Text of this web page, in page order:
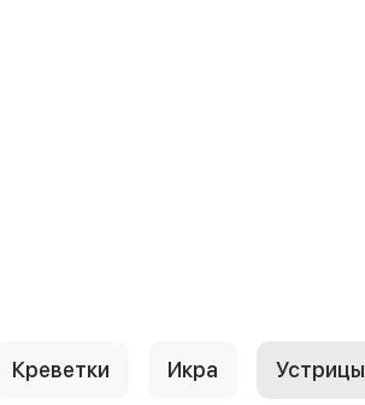
Креветки Икра Устрицы